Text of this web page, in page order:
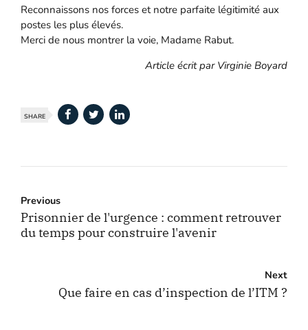
Reconnaissons nos forces et notre parfaite légitimité aux
postes les plus élevés.
Merci de nous montrer la voie, Madame Rabut.
Article écrit par Virginie Boyard
SHARE
Previous
Prisonnier de l'urgence : comment retrouver
du temps pour construire l'avenir
Next
Que faire en cas d’inspection de l’ITM ?